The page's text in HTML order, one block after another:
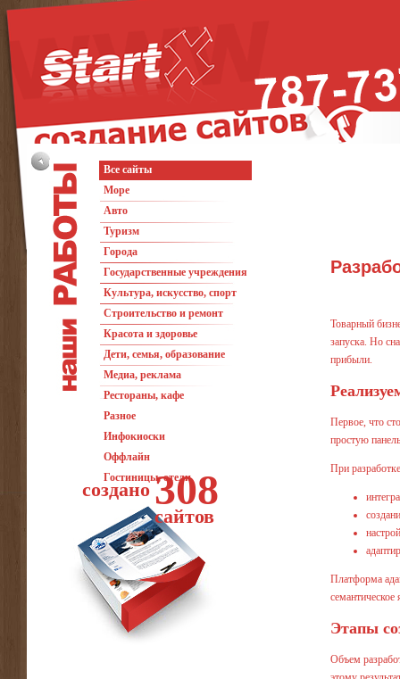
Все сайты
Море
Авто
Туризм
Города
Государственные учреждения
Культура, искусство, спорт
Строительство и ремонт
Красота и здоровье
Дети, семья, образование
Медиа, реклама
Рестораны, кафе
Разное
Инфокиоски
Оффлайн
Гостиницы, отели
создано 308
сайтов
Товарный
запуска. Но
прибыли.
Первое, что
простую
При
Платформа
семантическое
Этапы
Объем